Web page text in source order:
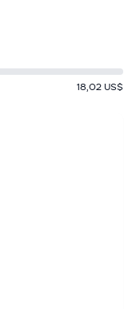
18,02 US$